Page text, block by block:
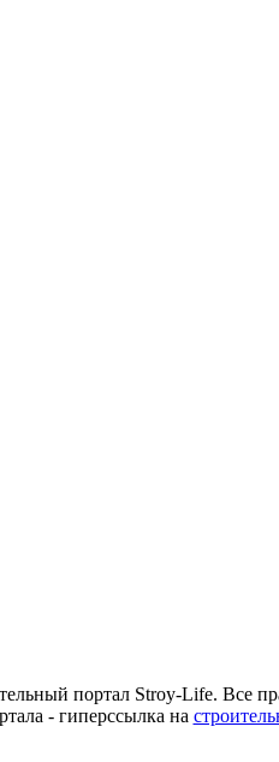
портал Stroy-Life. Все
- гиперссылка на